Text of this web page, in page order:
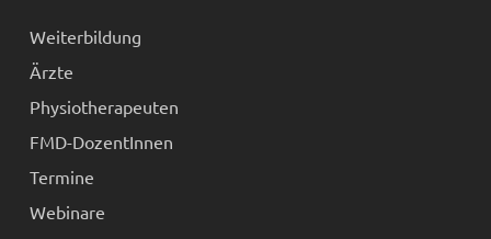
Weiterbildung
Ärzte
Physiotherapeuten
FMD-DozentInnen
Termine
Webinare